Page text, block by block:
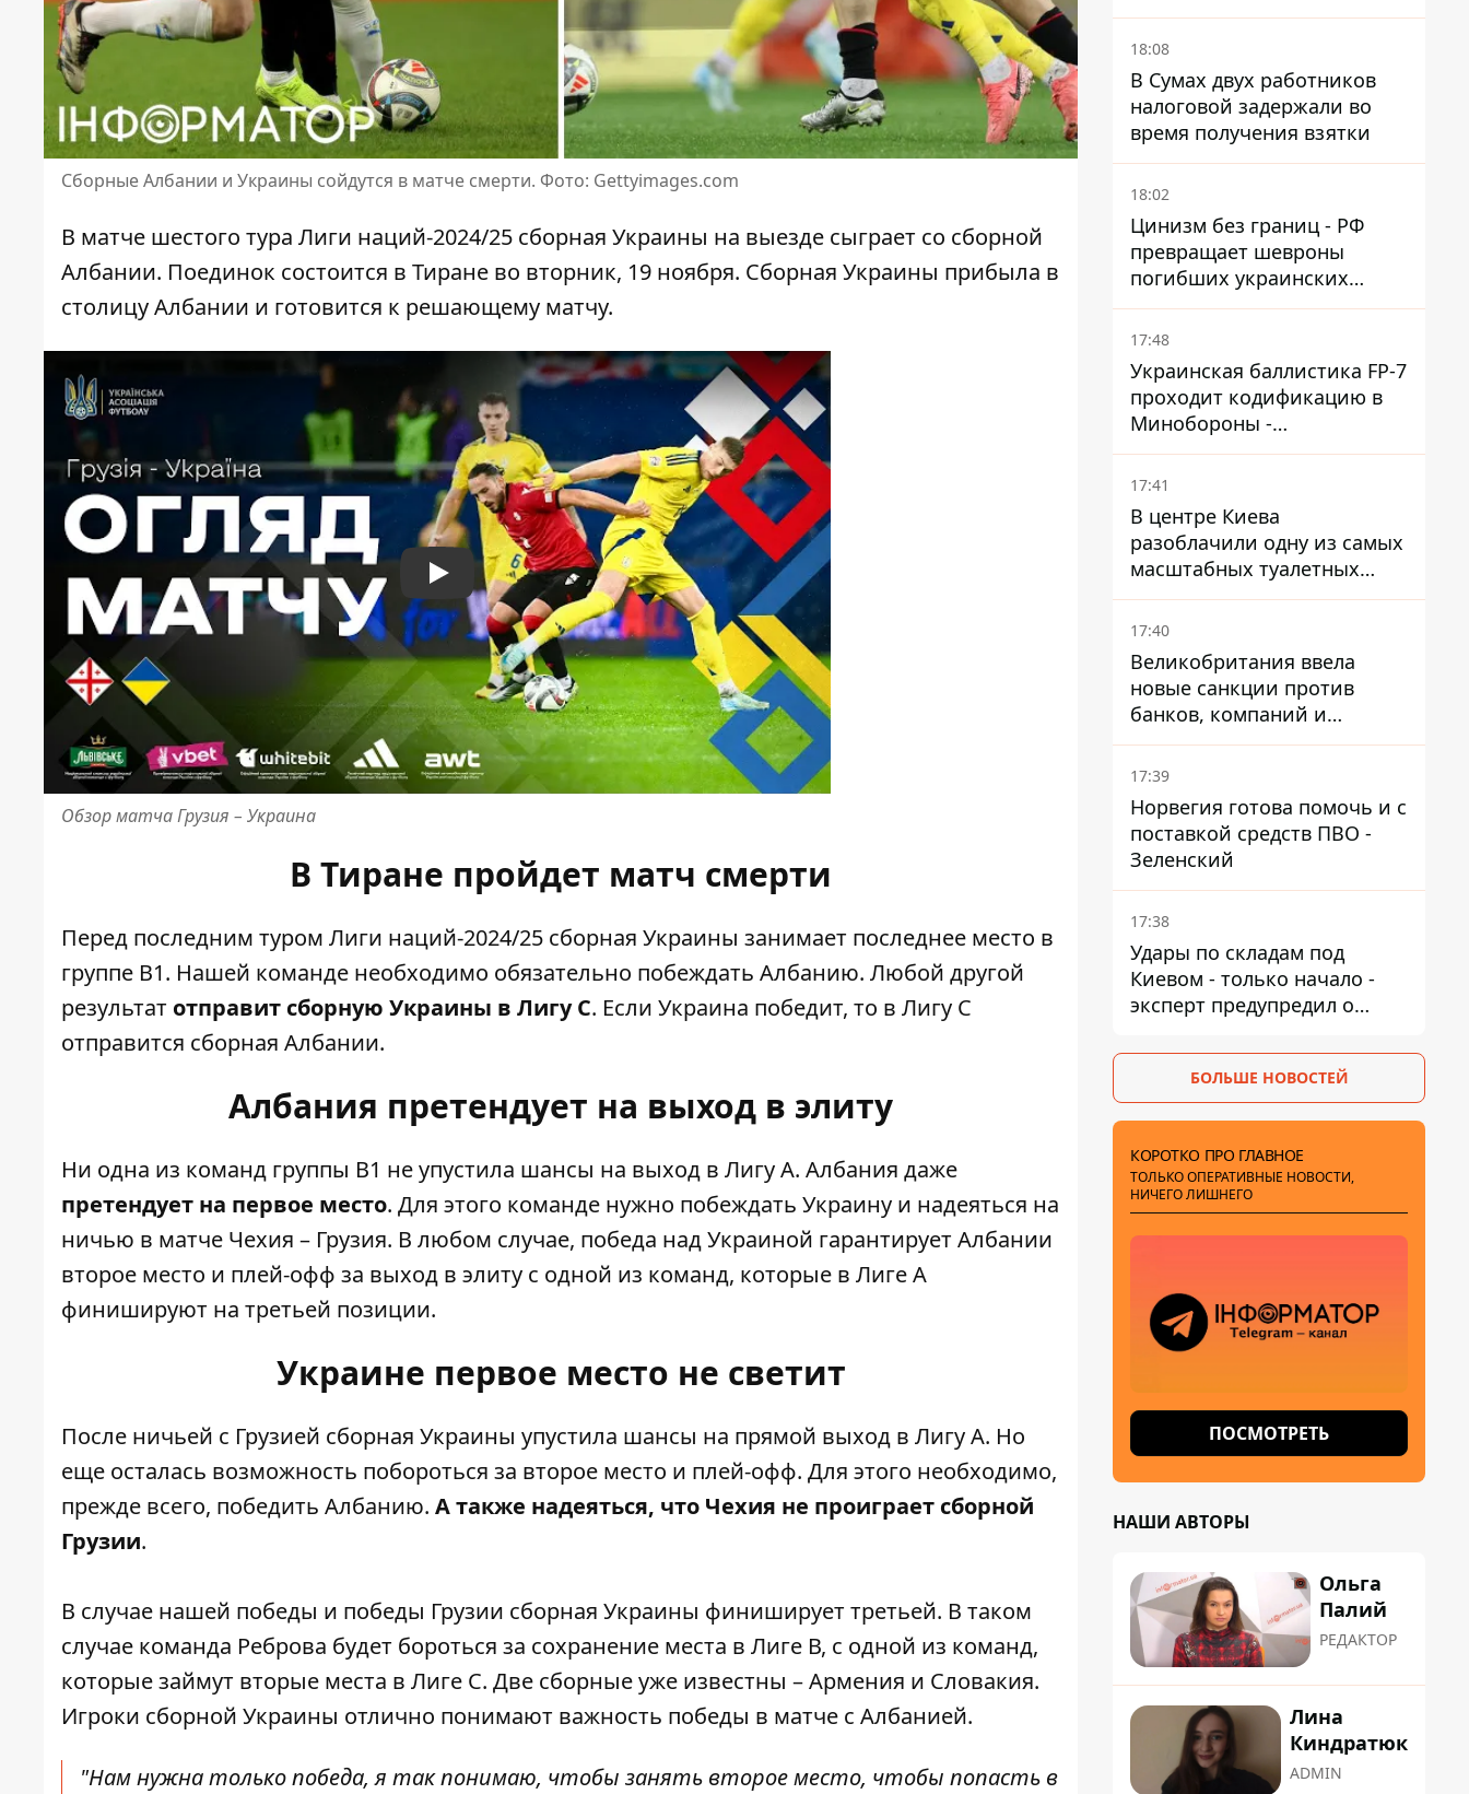
Сборные Албании и Украины сойдутся в матче смерти. Фото: Gettyimages.com
В матче шестого тура Лиги наций-2024/25 сборная Украины на выезде сыграет со сборной
Албании. Поединок состоится в Тиране во вторник, 19 ноября. Сборная Украины прибыла в
столицу Албании и готовится к решающему матчу.
Play
Обзор матча Грузия – Украина
В Тиране пройдет матч смерти
Перед последним туром Лиги наций-2024/25 сборная Украины занимает последнее место в
группе В1. Нашей команде необходимо обязательно побеждать Албанию. Любой другой
результат отправит сборную Украины в Лигу С. Если Украина победит, то в Лигу С
отправится сборная Албании.
Албания претендует на выход в элиту
Ни одна из команд группы В1 не упустила шансы на выход в Лигу А. Албания даже
претендует на первое место. Для этого команде нужно побеждать Украину и надеяться на
ничью в матче Чехия – Грузия. В любом случае, победа над Украиной гарантирует Албании
второе место и плей-офф за выход в элиту с одной из команд, которые в Лиге А
финишируют на третьей позиции.
Украине первое место не светит
После ничьей с Грузией сборная Украины упустила шансы на прямой выход в Лигу А. Но
еще осталась возможность побороться за второе место и плей-офф. Для этого необходимо,
прежде всего, победить Албанию. А также надеяться, что Чехия не проиграет сборной
Грузии.
В случае нашей победы и победы Грузии сборная Украины финиширует третьей. В таком
случае команда Реброва будет бороться за сохранение места в Лиге В, с одной из команд,
которые займут вторые места в Лиге С. Две сборные уже известны – Армения и Словакия.
Игроки сборной Украины отлично понимают важность победы в матче с Албанией.
"Нам нужна только победа, я так понимаю, чтобы занять второе место, чтобы попасть в
Сумской области
18:08
В Сумах двух работников
налоговой задержали во
время получения взятки
18:02
Цинизм без границ - РФ
превращает шевроны
погибших украинских
защитников в экспонаты
"музея СВО"
17:48
Украинская баллистика FP-7
проходит кодификацию в
Минобороны -
приближается боевое
применение - Reuters
17:41
В центре Киева
разоблачили одну из самых
масштабных туалетных
схем с фиктивным домом
17:40
Великобритания ввела
новые санкции против
банков, компаний и
танкеров РФ
17:39
Норвегия готова помочь и с
поставкой средств ПВО -
Зеленский
17:38
Удары по складам под
Киевом - только начало -
эксперт предупредил о
БОЛЬШЕ НОВОСТЕЙ
КОРОТКО ПРО ГЛАВНОЕ
ТОЛЬКО ОПЕРАТИВНЫЕ НОВОСТИ,
НИЧЕГО ЛИШНЕГО
ПОСМОТРЕТЬ
НАШИ АВТОРЫ
Ольга
Палий
РЕДАКТОР
Лина
Киндратюк
ADMIN